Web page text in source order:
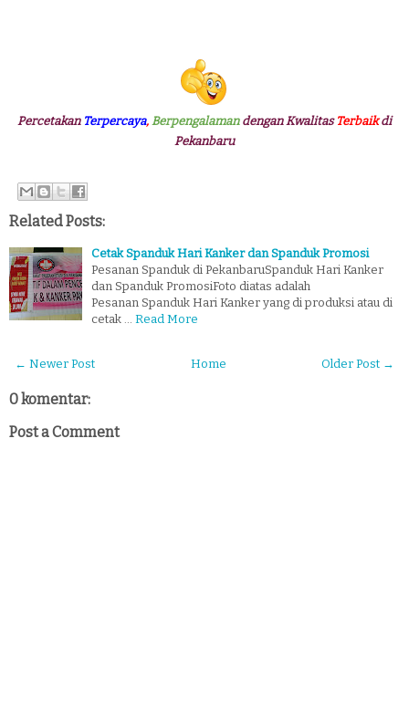
Percetakan Terpercaya, Berpengalamandengan Kwalitas Terbaik di
Pekanbaru
Related Posts:
Cetak Spanduk Hari Kanker dan Spanduk Promosi
Pesanan Spanduk di PekanbaruSpanduk Hari Kanker
dan Spanduk PromosiFoto diatas adalah
Pesanan Spanduk Hari Kanker yang di produksi atau di
cetak …
Read More
← Newer Post Older Post →
Home
0 komentar:
Post a Comment